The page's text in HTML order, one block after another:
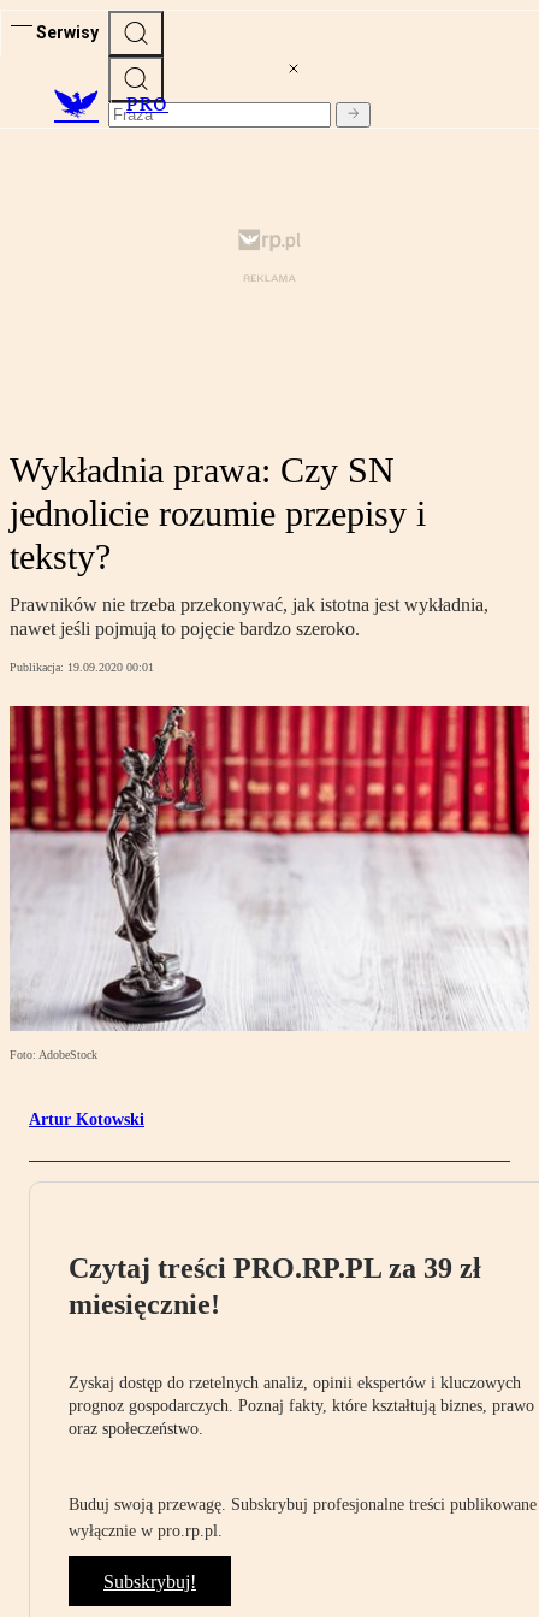
Serwisy
PRO
Wykładnia prawa: Czy SN
jednolicie rozumie przepisy i
teksty?
Prawników nie trzeba przekonywać, jak istotna jest wykładnia,
nawet jeśli pojmują to pojęcie bardzo szeroko.
Publikacja: 19.09.2020 00:01
Foto: AdobeStock
Artur Kotowski
Czytaj treści PRO.RP.PL za 39 zł
miesięcznie!
Zyskaj dostęp do rzetelnych analiz, opinii ekspertów i kluczowych
prognoz gospodarczych. Poznaj fakty, które kształtują biznes, prawo
oraz społeczeństwo.
Buduj swoją przewagę. Subskrybuj profesjonalne treści publikowane
wyłącznie w pro.rp.pl.
Subskrybuj!